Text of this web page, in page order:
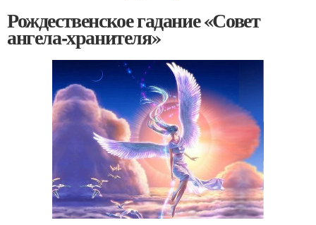
Рождественское гадание «Совет
ангела-хранителя»